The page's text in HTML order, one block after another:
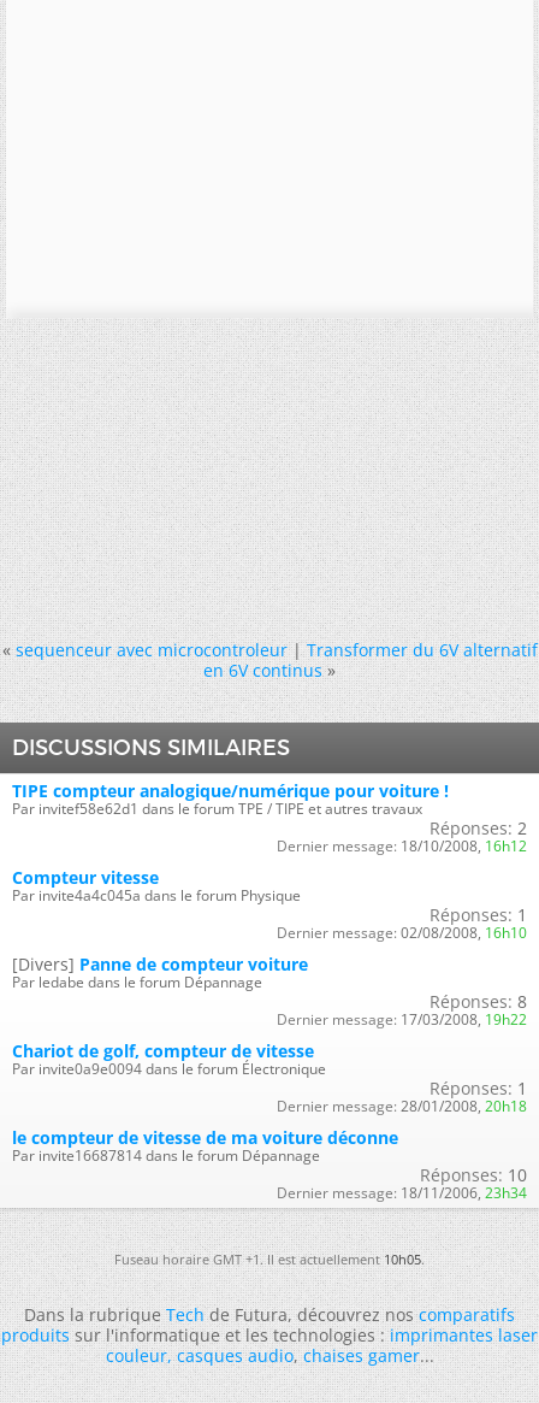
« sequenceur avec microcontroleur|Transformer du 6V alternatif
en 6V continus »
DISCUSSIONS SIMILAIRES
TIPE compteur analogique/numérique pour voiture !
Par invitef58e62d1 dans le forum TPE / TIPE et autres travaux
Réponses: 2
Dernier message: 18/10/2008, 16h12
Compteur vitesse
Par invite4a4c045a dans le forum Physique
Réponses: 1
Dernier message: 02/08/2008, 16h10
[Divers] Panne de compteur voiture
Par ledabe dans le forum Dépannage
Réponses: 8
Dernier message: 17/03/2008, 19h22
Chariot de golf, compteur de vitesse
Par invite0a9e0094 dans le forum Électronique
Réponses: 1
Dernier message: 28/01/2008, 20h18
le compteur de vitesse de ma voiture déconne
Par invite16687814 dans le forum Dépannage
Réponses: 10
Dernier message: 18/11/2006, 23h34
Fuseau horaire GMT +1. Il est actuellement10h05.
Dans la rubriqueTechde Futura, découvrez noscomparatifs
produitssur l'informatique et les technologies :imprimantes laser
couleur,casques audio,chaises gamer...